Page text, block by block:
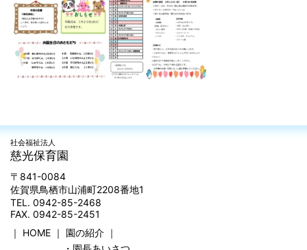
社会福祉法人
慈光保育園
〒841-0084
佐賀県鳥栖市山浦町2208番地1
TEL. 0942-85-2468
FAX. 0942-85-2451
｜ HOME ｜ 園の紹介 ｜